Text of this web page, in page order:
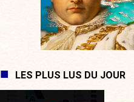
LES PLUS LUS DU JOUR